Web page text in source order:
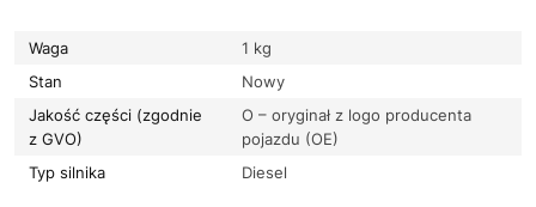
Waga
1 kg
Stan
Nowy
Jakość części (zgodnie
z GVO)
O – oryginał z logo producenta
pojazdu (OE)
Typ silnika
Diesel